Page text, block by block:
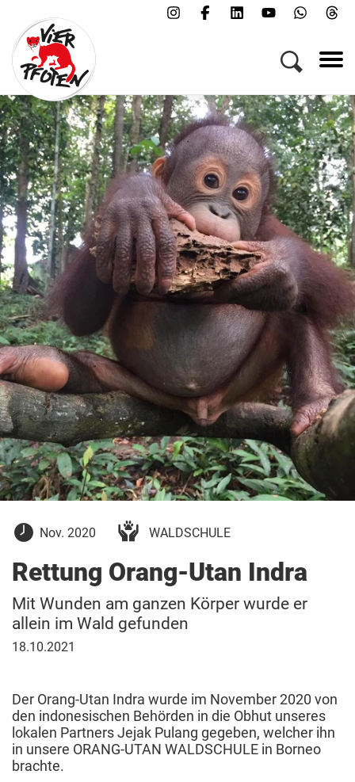
4.
Nov. 2020 WALDSCHULE
Rettung Orang-Utan Indra
Mit Wunden am ganzen Körper wurde er
allein im Wald gefunden
18.
18.10.2021
Der Orang-Utan Indra wurde im November 2020 von
den indonesischen Behörden in die Obhut unseres
lokalen Partners Jejak Pulang gegeben, welcher ihn
in unsere ORANG-UTAN WALDSCHULE in Borneo
brachte.
Menü
Kampagnen & Themen
Tiere
Helfen
Über uns
Jobs
Presse
FAQs
Newsletter
Kontakt
Spenden
Patenschaft